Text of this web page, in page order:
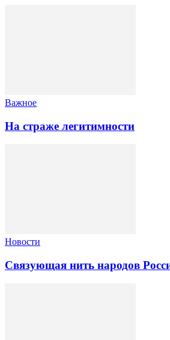
Важное
На страже легитимности
Новости
Связующая нить народов